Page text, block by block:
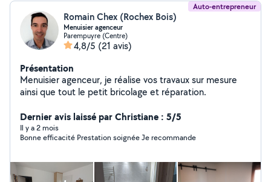
Auto-entrepreneur
Romain Chex (Rochex Bois)
Menuisier agenceur
Parempuyre (Centre)
4,8/5 (21 avis)
Présentation
Menuisier agenceur, je réalise vos travaux sur mesure
ainsi que tout le petit bricolage et réparation.
Dernier avis laissé par Christiane : 5/5
Il y a 2 mois
Bonne efficacité Prestation soignée Je recommande